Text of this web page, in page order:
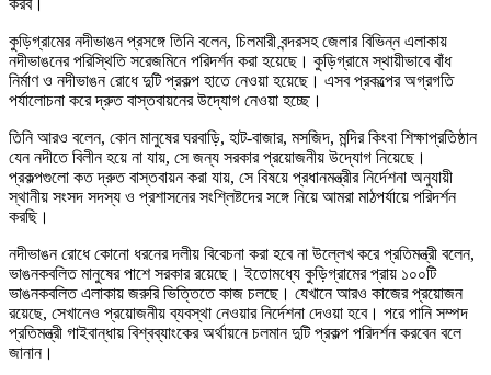
করব।
কুড়িগ্রামের নদীভাঙন প্রসঙ্গে তিনি বলেন, চিলমারী বন্দরসহ জেলার বিভিন্ন এলাকায়
নদীভাঙনের পরিস্থিতি সরেজমিনে পরিদর্শন করা হয়েছে। কুড়িগ্রামে স্থায়ীভাবে বাঁধ
নির্মাণ ও নদীভাঙন রোধে দুটি প্রকল্প হাতে নেওয়া হয়েছে। এসব প্রকল্পের অগ্রগতি
পর্যালোচনা করে দ্রুত বাস্তবায়নের উদ্যোগ নেওয়া হচ্ছে।
তিনি আরও বলেন, কোন মানুষের ঘরবাড়ি, হাট-বাজার, মসজিদ, মন্দির কিংবা শিক্ষাপ্রতিষ্ঠান
যেন নদীতে বিলীন হয়ে না যায়, সে জন্য সরকার প্রয়োজনীয় উদ্যোগ নিয়েছে।
প্রকল্পগুলো কত দ্রুত বাস্তবায়ন করা যায়, সে বিষয়ে প্রধানমন্ত্রীর নির্দেশনা অনুযায়ী
স্থানীয় সংসদ সদস্য ও প্রশাসনের সংশ্লিষ্টদের সঙ্গে নিয়ে আমরা মাঠপর্যায়ে পরিদর্শন
করছি।
নদীভাঙন রোধে কোনো ধরনের দলীয় বিবেচনা করা হবে না উল্লেখ করে প্রতিমন্ত্রী বলেন,
ভাঙনকবলিত মানুষের পাশে সরকার রয়েছে। ইতোমধ্যে কুড়িগ্রামের প্রায় ১০০টি
ভাঙনকবলিত এলাকায় জরুরি ভিত্তিতে কাজ চলছে। যেখানে আরও কাজের প্রয়োজন
রয়েছে, সেখানেও প্রয়োজনীয় ব্যবস্থা নেওয়ার নির্দেশনা দেওয়া হবে। পরে পানি সম্পদ
প্রতিমন্ত্রী গাইবান্ধায় বিশ্বব্যাংকের অর্থায়নে চলমান দুটি প্রকল্প পরিদর্শন করবেন বলে
জানান।